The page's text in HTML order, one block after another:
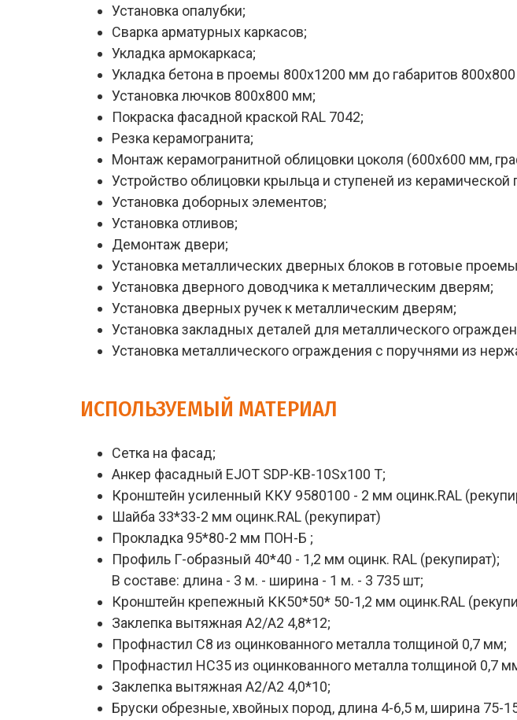
Установка опалубки;
Сварка арматурных каркасов;
Укладка армокаркаса;
Укладка бетона в проемы 800х1200 мм до габаритов
Установка лючков 800х800 мм;
Покраска фасадной краской RAL 7042;
Резка керамогранита;
Монтаж керамогранитной облицовки цоколя (600х600 мм,
Устройство облицовки крыльца и ступеней из керамической
Установка доборных элементов;
Установка отливов;
Демонтаж двери;
Установка металлических дверных блоков в готовые
Установка дверного доводчика к металлическим дверям;
Установка дверных ручек к металлическим дверям;
Установка закладных деталей для металлического
Установка металлического ограждения с поручнями из
ИСПОЛЬЗУЕМЫЙ МАТЕРИАЛ
Сетка на фасад;
Анкер фасадный EJOT SDP-KB-10Sx100 Т;
Кронштейн усиленный ККУ 9580100 - 2 мм оцинк.RAL
Шайба 33*33-2 мм оцинк.RAL (рекупират)
Прокладка 95*80-2 мм ПОН-Б ;
Профиль Г-образный 40*40 - 1,2 мм оцинк. RAL (рекупират);
В составе: длина - 3 м. - ширина - 1 м. - 3 735 шт;
Кронштейн крепежный КК50*50* 50-1,2 мм оцинк.RAL
Заклепка вытяжная А2/А2 4,8*12;
Профнастил С8 из оцинкованного металла толщиной 0,7 мм;
Профнастил НС35 из оцинкованного металла толщиной 0,7
Заклепка вытяжная А2/А2 4,0*10;
Бруски обрезные, хвойных пород, длина 4-6,5 м, ширина 75-